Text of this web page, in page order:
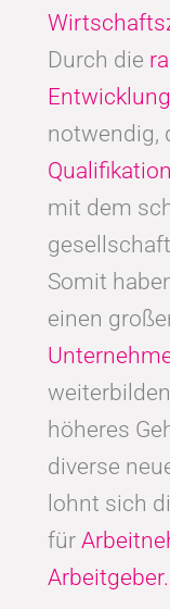
Durch die
Entwicklung
notwendig,
mit dem
Somit
einen
höheres
diverse
lohnt sich
für
Arbeitgeber.